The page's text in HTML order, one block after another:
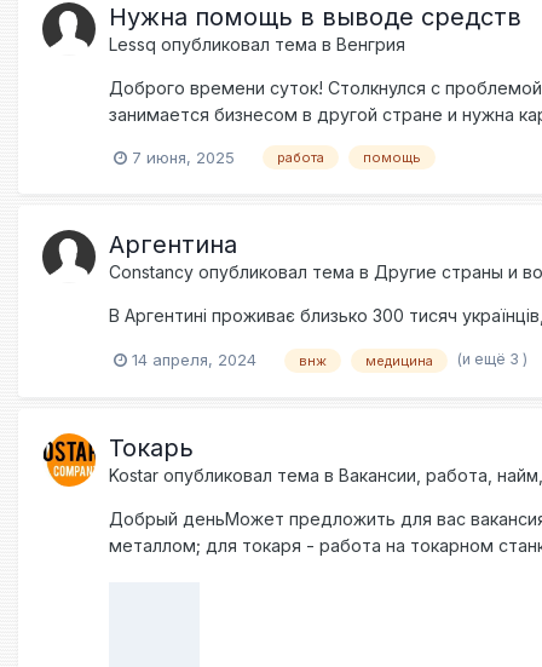
господарської діяльності: перукарні та
діяльність (7). При цьому варто зазначити, що
щоб податок на прибуток, податок на доходи
законодавством. Дагош Післар, голова комітету
ЄС, проте ці питання справді можна вирішити на
Нужна помощь в выводе средств
Lessq опубликовал тема в Венгрия
Доброго времени суток! Столкнулся с
занимается бизнесом в другой стране и нужна
7 июня, 2025 работа помощь
Аргентина
Constancy опубликовал тема в Другие страны и
В Аргентині проживає близько 300 тисяч
14 апреля, 2024 внж медицина (и ещё 3 )
Токарь
Kostar опубликовал тема в Вакансии, работа,
Добрый деньМожет предложить для вас
металлом; для токаря - работа на токарном